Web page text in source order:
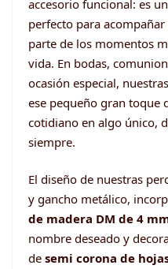
accesorio funcional: es
perfecto para
parte de los momentos
vida. En bodas,
ocasión especial,
ese pequeño gran
cotidiano en algo único,
siempre.
El diseño de nuestras
y gancho metálico,
de madera DM de 4
nombre deseado y
de semi corona de